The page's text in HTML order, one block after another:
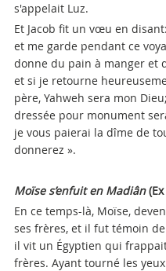
s'appelait Luz.
Et Jacob fit un vœu en
et me garde pendant ce
donne du pain à manger et
et si je retourne
père, Yahweh sera mon
dressée pour monument
je vous paierai la dîme de
donnerez ».
Moïse s’enfuit en Madiân(Ex
En ce temps-là, Moïse,
ses frères, et il fut témoin
il vit un Égyptien qui
frères. Ayant tourné les